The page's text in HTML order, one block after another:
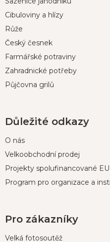
a
Cibuloviny a hlízy
Růže
Český česnek
Farmářské potraviny
Zahradnické potřeby
Půjčovna grilů
Důležité odkazy
O nás
Velkoobchodní prodej
Projekty spolufinancované EU
Program pro organizace a
Pro zákazníky
Velká fotosoutěž